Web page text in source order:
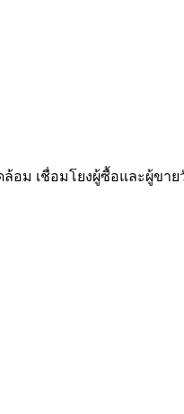
อม เชื่อมโยงผู้ซื้อและผู้ข